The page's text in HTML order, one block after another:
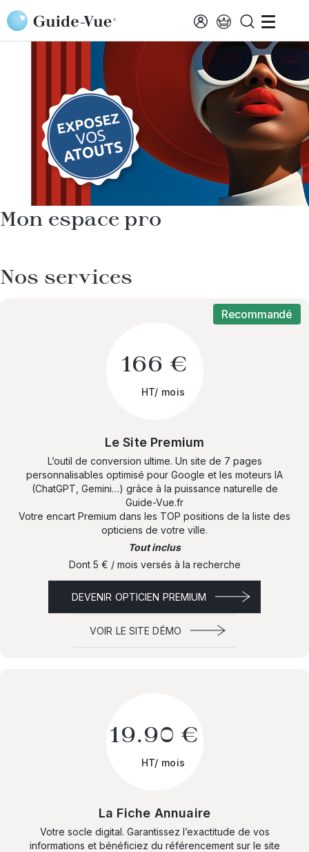
Aller au contenu principal
Mon espace pro
Nos services
Recommandé
166 €
HT/ mois
Le Site Premium
L’outil de conversion ultime. Un site de 7 pages
personnalisables optimisé pour Google et les moteurs IA
(ChatGPT, Gemini…) grâce à la puissance naturelle de
Guide-Vue.fr
Votre encart Premium dans les TOP positions de la liste des
opticiens de votre ville.
Tout inclus
Dont 5 € / mois versés à la recherche
DEVENIR OPTICIEN PREMIUM
VOIR LE SITE DÉMO
19.90 €
HT/ mois
La Fiche Annuaire
Votre socle digital. Garantissez l’exactitude de vos
informations et bénéficiez du référencement sur le site